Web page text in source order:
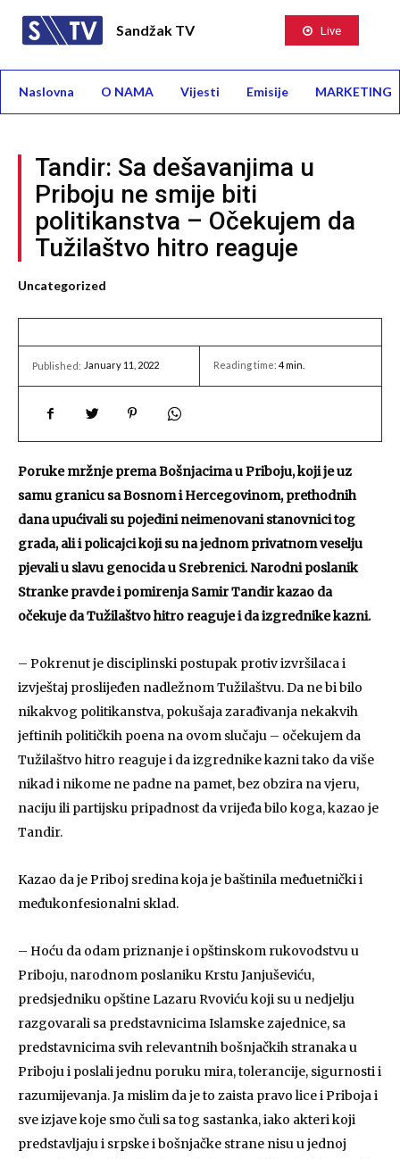
Sandžak TV Live
Naslovna O NAMA Vijesti Emisije MARKETING
Tandir: Sa dešavanjima u
Priboju ne smije biti
politikanstva – Očekujem da
Tužilaštvo hitro reaguje
Uncategorized
Published: January 11, 2022 Reading time: 4min.
Poruke mržnje prema Bošnjacima u Priboju, koji je uz
samu granicu sa Bosnom i Hercegovinom, prethodnih
dana upućivali su pojedini neimenovani stanovnici tog
grada, ali i policajci koji su na jednom privatnom veselju
pjevali u slavu genocida u Srebrenici. Narodni poslanik
Stranke pravde i pomirenja Samir Tandir kazao da
očekuje da Tužilaštvo hitro reaguje i da izgrednike kazni.
– Pokrenut je disciplinski postupak protiv izvršilaca i
izvještaj proslijeđen nadležnom Tužilaštvu. Da ne bi bilo
nikakvog politikanstva, pokušaja zarađivanja nekakvih
jeftinih političkih poena na ovom slučaju – očekujem da
Tužilaštvo hitro reaguje i da izgrednike kazni tako da više
nikad i nikome ne padne na pamet, bez obzira na vjeru,
naciju ili partijsku pripadnost da vrijeđa bilo koga, kazao je
Tandir.
Kazao da je Priboj sredina koja je baštinila međuetnički i
međukonfesionalni sklad.
– Hoću da odam priznanje i opštinskom rukovodstvu u
Priboju, narodnom poslaniku Krstu Janjuševiću,
predsjedniku opštine Lazaru Rvoviću koji su u nedjelju
razgovarali sa predstavnicima Islamske zajednice, sa
predstavnicima svih relevantnih bošnjačkih stranaka u
Priboju i poslali jednu poruku mira, tolerancije, sigurnosti i
razumijevanja. Ja mislim da je to zaista pravo lice i Priboja i
sve izjave koje smo čuli sa tog sastanka, iako akteri koji
predstavljaju i srpske i bošnjačke strane nisu u jednoj